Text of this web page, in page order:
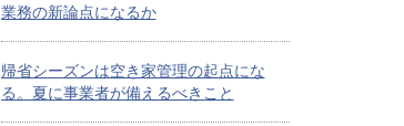
業務の新論点になるか
帰省シーズンは空き家管理の起点にな
る。夏に事業者が備えるべきこと